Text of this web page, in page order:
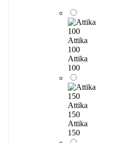
Attika
100
Attika
100
Attika
150
Attika
150